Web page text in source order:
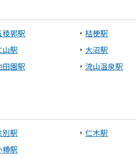
館市 木古内町
標津町
稜郭駅 桔梗駅
山駅 大沼駅
田園駅 流山温泉駅
別駅 仁木駅
樽駅